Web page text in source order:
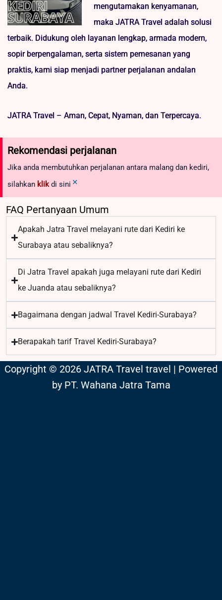
mengutamakan kenyamanan,
maka JATRA Travel adalah solusi
terbaik. Didukung oleh layanan lengkap, armada modern,
sopir berpengalaman, serta sistem pemesanan yang
praktis, kami siap menjadi partner perjalanan andalan
Anda.
JATRA Travel – Aman, Cepat, Nyaman, dan Terpercaya.
Rekomendasi perjalanan
Jika anda membutuhkan perjalanan antara malang dan kediri,
silahkan klikdi sini ×
FAQ Pertanyaan Umum
Apakah Jatra Travel melayani rute dari Kediri ke
Surabaya atau sebaliknya?
Di Jatra Travel apakah juga melayani rute dari Kediri
ke Juanda atau sebaliknya?
Bagaimana dengan jadwal Travel Kediri-Surabaya?
Berapakah tarif Travel Kediri-Surabaya?
Copyright © 2026 JATRA Travel travel | Powered
by PT. Wahana Jatra Tama